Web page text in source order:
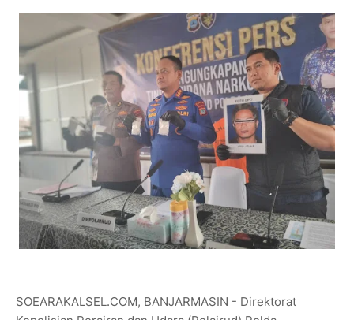
SOEARAKALSEL.COM, BANJARMASIN - Direktorat